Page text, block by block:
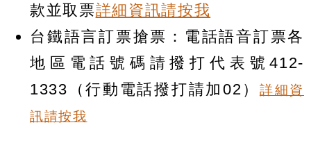
款並取票詳細資訊請按我
台鐵語言訂票搶票：電話語音訂票各
地區電話號碼請撥打代表號412-
1333（行動電話撥打請加02） 詳細資
訊請按我